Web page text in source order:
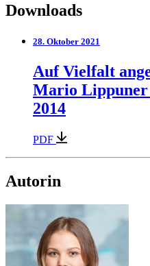
Downloads
28. Oktober 2021
Auf Vielfalt
Mario Lippuner
2014
PDF
Autorin